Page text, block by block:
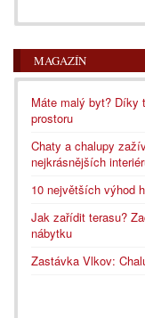
MAGAZÍN
Máte malý byt? Díky
prostoru
Chaty a chalupy
nejkrásnějších
10 největších výhod
Jak zařídit terasu?
nábytku
Zastávka Vlkov: